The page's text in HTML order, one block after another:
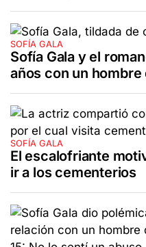
SOFÍA GALA
Sofía Gala y el
años con un
SOFÍA GALA
El escalofriante
ir a los cementerios